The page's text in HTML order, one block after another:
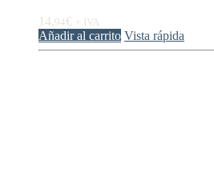
14,94€ + IVA
Añadir al carrito Vista rápida